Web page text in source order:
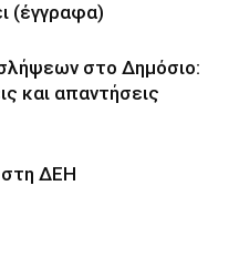
(έγγραφα)
στο Δημόσιο:
και απαντήσεις
ΔΕΗ